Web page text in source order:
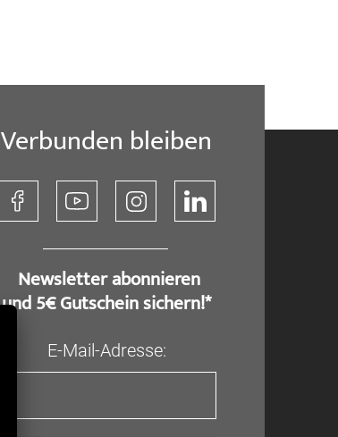
Verbunden bleiben
​ Newsletter abonnieren
und 5€ Gutschein sichern!*
E-Mail-Adresse: